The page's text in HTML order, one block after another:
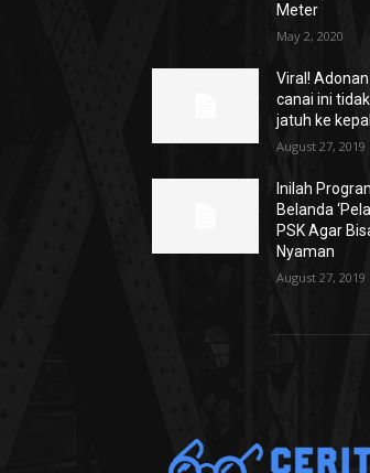
Meter
May 2, 2020
Viral!
canai ini
jatuh ke
August 27, 2019
Inilah
Belanda
PSK Agar
Nyaman
August 27, 2019